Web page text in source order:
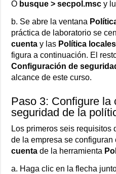
O busque > secpol.msc y
b. Se abre la ventana
práctica de laboratorio se
cuenta y las Política locales
figura a continuación. El
Configuración de
alcance de este curso.
Paso 3: Configure la
seguridad de la
Los primeros seis requisitos
de la empresa se configuran
cuenta de la herramienta
a. Haga clic en la flecha